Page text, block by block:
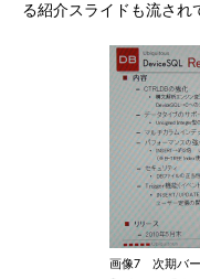
る紹介スライドも流され
画像7 次期バー